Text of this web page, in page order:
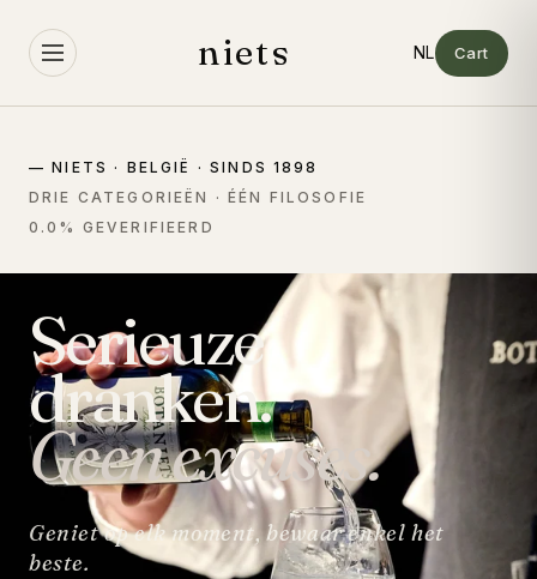
naar de
content
niets Cart
— NIETS · BELGIË · SINDS 1898
DRIE CATEGORIEËN · ÉÉN FILOSOFIE
0.0% GEVERIFIEERD
Serieuze
dranken.
Geen excuses.
Geniet op elk moment, bewaar enkel het
beste.